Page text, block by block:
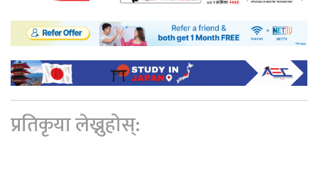
प्रतिकृया लेख्नुहोस्: